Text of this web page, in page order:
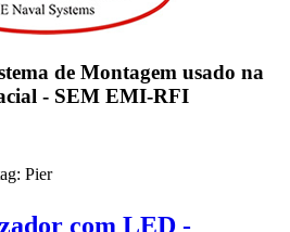
de Montagem usado na
- SEM EMI-RFI
Pier
com LED -